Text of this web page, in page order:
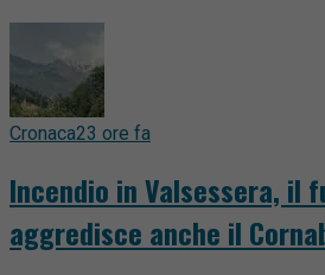
Cronaca23 ore fa
Incendio in Valsessera, il
aggredisce anche il